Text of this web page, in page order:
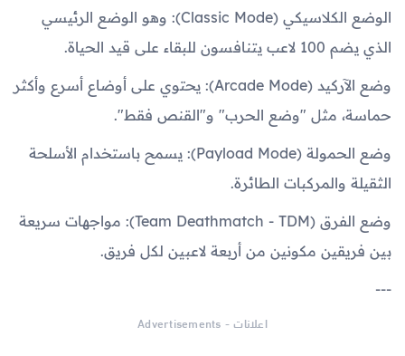
الوضع الكلاسيكي (Classic Mode): وهو الوضع الرئيسي
الذي يضم 100 لاعب يتنافسون للبقاء على قيد الحياة.
وضع الآركيد (Arcade Mode): يحتوي على أوضاع أسرع وأكثر
حماسة، مثل "وضع الحرب" و"القنص فقط".
وضع الحمولة (Payload Mode): يسمح باستخدام الأسلحة
الثقيلة والمركبات الطائرة.
وضع الفرق (Team Deathmatch - TDM): مواجهات سريعة
بين فريقين مكونين من أربعة لاعبين لكل فريق.
---
اعلانات - Advertisements